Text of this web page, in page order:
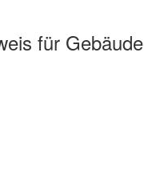
für Gebäude